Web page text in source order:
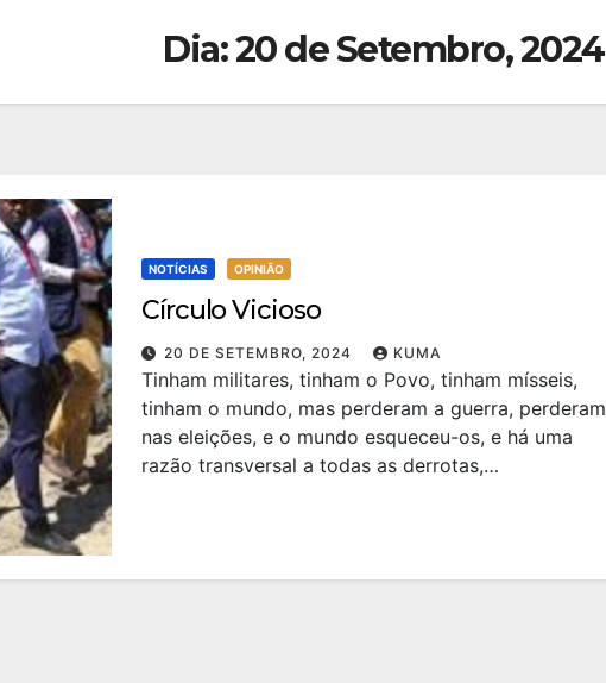
Dia:20 de Setembro, 2024
NOTÍCIAS OPINIÃO
Círculo Vicioso
20 DE SETEMBRO, 2024 KUMA
Tinham militares, tinham o Povo, tinham mísseis,
tinham o mundo, mas perderam a guerra, perderam
nas eleições, e o mundo esqueceu-os, e há uma
razão transversal a todas as derrotas,…